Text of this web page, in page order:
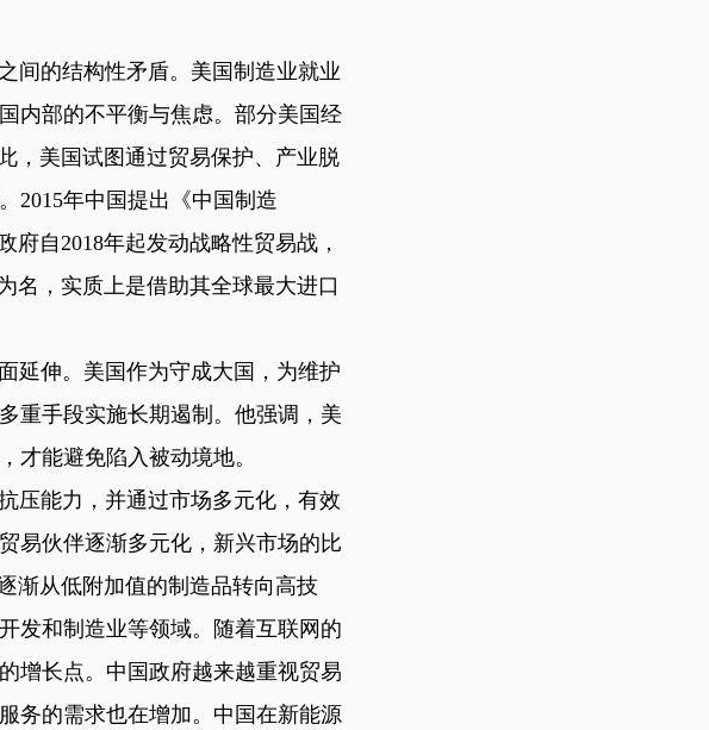
的结构性矛盾。美国制造业就业
内部的不平衡与焦虑。部分美国经
，美国试图通过贸易保护、产业脱
2015年中国提出《中国制造
自2018年起发动战略性贸易战，
名，实质上是借助其全球最大进口
伸。美国作为守成大国，为维护
重手段实施长期遏制。他强调，美
才能避免陷入被动境地。
能力，并通过市场多元化，有效
易伙伴逐渐多元化，新兴市场的比
渐从低附加值的制造品转向高技
发和制造业等领域。随着互联网的
增长点。中国政府越来越重视贸易
务的需求也在增加。中国在新能源